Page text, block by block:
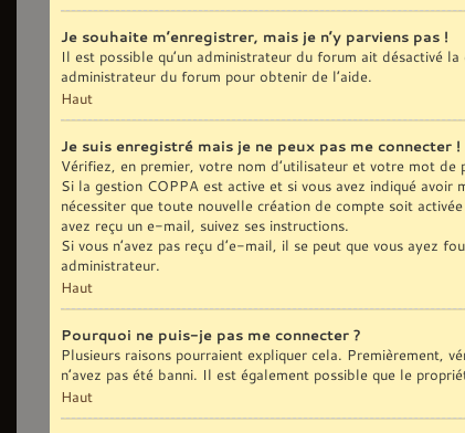
Je souhaite m’enregistrer, mais je n’y parviens pas !
Il est possible qu’un administrateur du forum ait désactivé
administrateur du forum pour obtenir de l’aide.
Haut
Je suis enregistré mais je ne peux pas me connecter !
Vérifiez, en premier, votre nom d’utilisateur et votre mot de
Si la gestion COPPA est active et si vous avez indiqué
nécessiter que toute nouvelle création de compte soit
avez reçu un e-mail, suivez ses instructions.
Si vous n’avez pas reçu d’e-mail, il se peut que vous ayez
administrateur.
Haut
Pourquoi ne puis-je pas me connecter ?
Plusieurs raisons pourraient expliquer cela. Premièrement,
n’avez pas été banni. Il est également possible que le
Haut